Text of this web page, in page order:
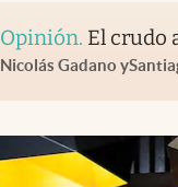
Opinión. El crudo
Nicolás Gadano y